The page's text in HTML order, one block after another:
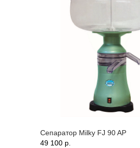
Сепаратор Milky FJ 90 AP
49 100 p.